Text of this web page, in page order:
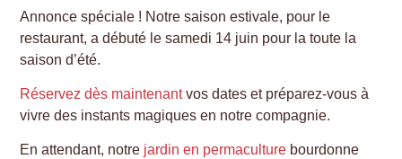
Annonce spéciale ! Notre saison estivale, pour le
restaurant, a débuté le samedi 14 juin pour la toute la
saison d’été.
Réservez dès maintenantvos dates et préparez-vous à
vivre des instants magiques en notre compagnie.
En attendant, notre jardin en permaculture bourdonne